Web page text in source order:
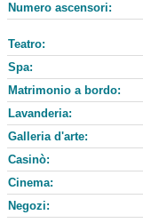
Numero ascensori:
Teatro:
Spa:
Matrimonio a bordo:
Lavanderia:
Galleria d'arte:
Casinò:
Cinema:
Negozi: